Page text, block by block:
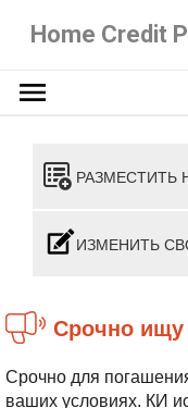
Home Credit
РАЗМЕСТИТЬ
ИЗМЕНИТЬ
Срочно
Срочно для
ваших условиях. КИ